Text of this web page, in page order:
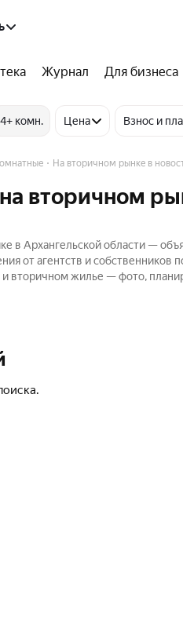
Журнал Для бизнеса
4+ комн. Цена Взнос и
На вторичном рынке в
вторичном
в Архангельской области —
от агентств и собственников
вторичном жилье — фото,